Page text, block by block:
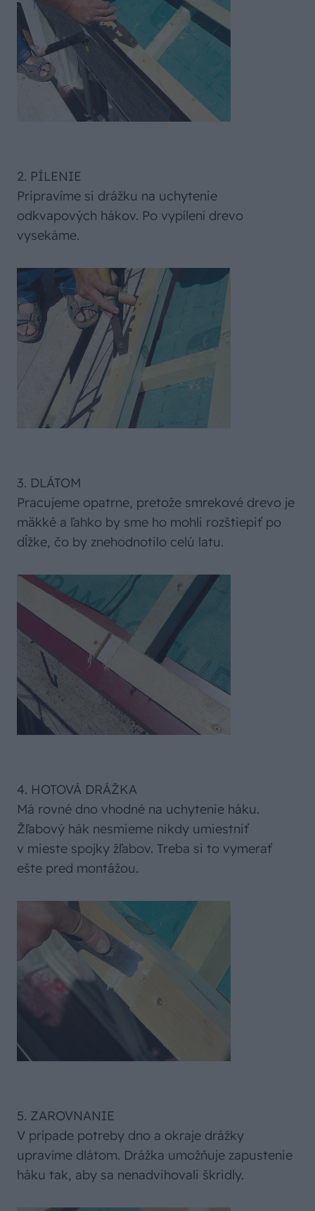
2. PÍLENIE
Pripravíme si drážku na uchytenie
odkvapových hákov. Po vypílení drevo
vysekáme.
3. DLÁTOM
Pracujeme opatrne, pretože smrekové drevo je
mäkké a ľahko by sme ho mohli rozštiepiť po
dĺžke, čo by znehodnotilo celú latu.
4. HOTOVÁ DRÁŽKA
Má rovné dno vhodné na uchytenie háku.
Žľabový hák nesmieme nikdy umiestniť
v mieste spojky žľabov. Treba si to vymerať
ešte pred montážou.
5. ZAROVNANIE
V prípade potreby dno a okraje drážky
upravíme dlátom. Drážka umožňuje zapustenie
háku tak, aby sa nenadvihovali škridly.